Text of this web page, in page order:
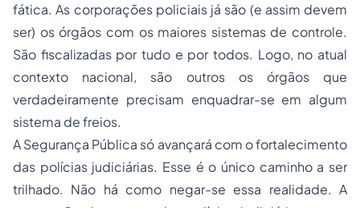
fática. As corporações policiais já são (e assim devem
ser) os órgãos com os maiores sistemas de controle.
São fiscalizadas por tudo e por todos. Logo, no atual
contexto nacional, são outros os órgãos que
verdadeiramente precisam enquadrar-se em algum
sistema de freios.
A Segurança Pública só avançará com o fortalecimento
das polícias judiciárias. Esse é o único caminho a ser
trilhado. Não há como negar-se essa realidade. A